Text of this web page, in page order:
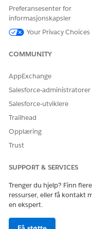
Velgdekningstype
Klikk påAktiver
HJALP DENNE
Preferansesenter for
informasjonskapsler
Your Privacy Choices
COMMUNITY
AppExchange
Salesforce-administratorer
Salesforce-utviklere
Trailhead
Opplæring
Trust
SUPPORT & SERVICES
Trenger du hjelp? Finn flere
ressurser, eller få kontakt
en ekspert.